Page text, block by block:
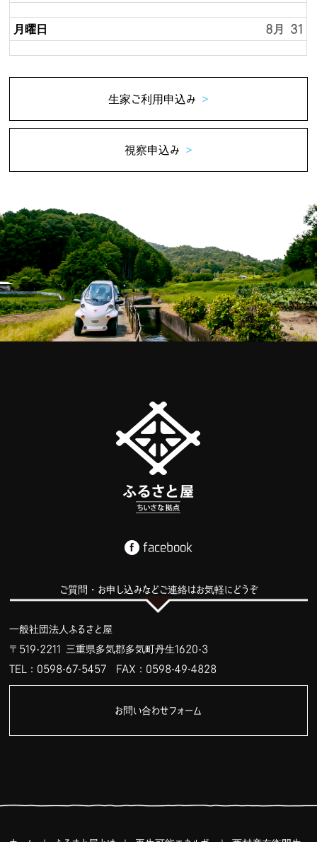
月曜日 8月 31
生家ご利用申込み >
視察申込み >
facebook
ご質問・お申し込みなどご連絡はお気軽にどうぞ
一般社団法人ふるさと屋
〒519-2211 三重県多気郡多気町丹生1620-3
TEL：0598-67-5457 FAX：0598-49-4828
お問い合わせフォーム